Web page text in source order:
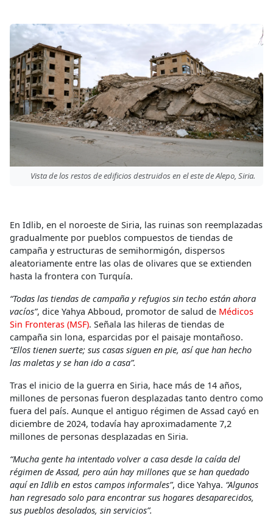
Vista de los restos de edificios destruidos en el este de Alepo, Siria.
En Idlib, en el noroeste de Siria, las ruinas son reemplazadas
gradualmente por pueblos compuestos de tiendas de
campaña y estructuras de semihormigón, dispersos
aleatoriamente entre las olas de olivares que se extienden
hasta la frontera con Turquía.
“Todas las tiendas de campaña y refugios sin techo están ahora
vacíos”, dice Yahya Abboud, promotor de salud de Médicos
Sin Fronteras (MSF). Señala las hileras de tiendas de
campaña sin lona, esparcidas por el paisaje montañoso.
“Ellos tienen suerte; sus casas siguen en pie, así que han hecho
las maletas y se han ido a casa”.
Tras el inicio de la guerra en Siria, hace más de 14 años,
millones de personas fueron desplazadas tanto dentro como
fuera del país. Aunque el antiguo régimen de Assad cayó en
diciembre de 2024, todavía hay aproximadamente 7,2
millones de personas desplazadas en Siria.
“Mucha gente ha intentado volver a casa desde la caída del
régimen de Assad, pero aún hay millones que se han quedado
aquí en Idlib en estos campos informales”, dice Yahya. “Algunos
han regresado solo para encontrar sus hogares desaparecidos,
sus pueblos desolados, sin servicios”.